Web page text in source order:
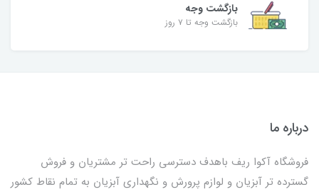
بازگشت وجه
بازگشت وجه تا ۷ روز
درباره ما
فروشگاه آکوا ریف باهدف دسترسی راحت تر مشتریان و فروش
گسترده تر آبزیان و لوازم پرورش و نگهداری آبزیان به تمام نقاط کشور